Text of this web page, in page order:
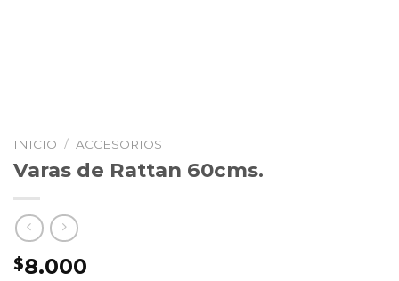
INICIO / ACCESORIOS
Varas de Rattan 60cms.
$8.000